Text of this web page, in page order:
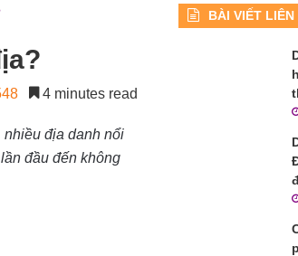
4 minutes read
nhiều địa danh nổi
đầu đến không
BÀI VIẾT LIÊN